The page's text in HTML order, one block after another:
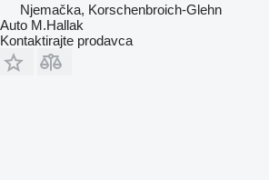
Njemačka, Korschenbroich-Glehn
Auto M.Hallak
Kontaktirajte prodavca